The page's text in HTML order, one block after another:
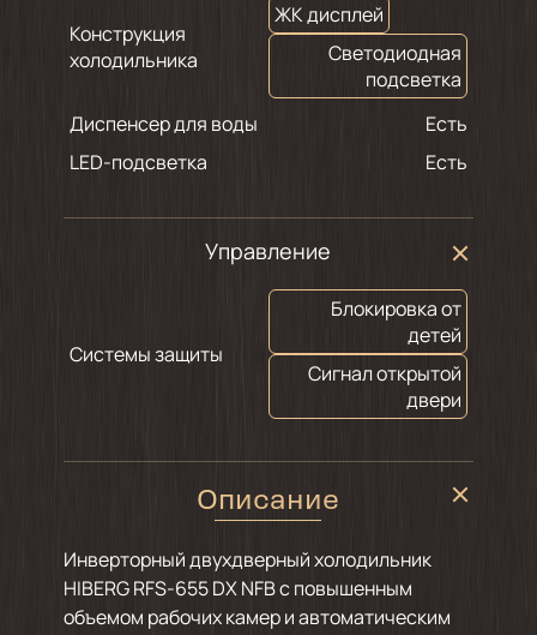
Конструкция
холодильника
ЖК дисплей
Светодиодная
подсветка
Диспенсер для воды
Есть
LED-подсветка
Есть
Управление
Системы защиты
Блокировка от
детей
Сигнал открытой
двери
Описание
Инверторный двухдверный холодильник
HIBERG RFS-655 DX NFB с повышенным
объемом рабочих камер и автоматическим